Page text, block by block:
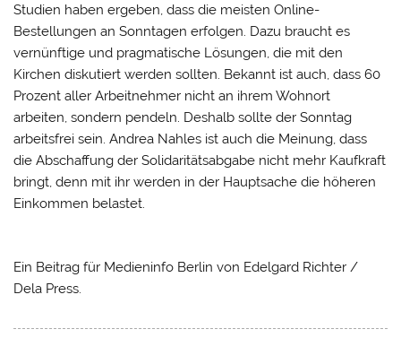
Studien haben ergeben, dass die meisten Online-
Bestellungen an Sonntagen erfolgen. Dazu braucht es
vernünftige und pragmatische Lösungen, die mit den
Kirchen diskutiert werden sollten. Bekannt ist auch, dass 60
Prozent aller Arbeitnehmer nicht an ihrem Wohnort
arbeiten, sondern pendeln. Deshalb sollte der Sonntag
arbeitsfrei sein. Andrea Nahles ist auch die Meinung, dass
die Abschaffung der Solidaritätsabgabe nicht mehr Kaufkraft
bringt, denn mit ihr werden in der Hauptsache die höheren
Einkommen belastet.
Ein Beitrag für Medieninfo Berlin von Edelgard Richter /
Dela Press.